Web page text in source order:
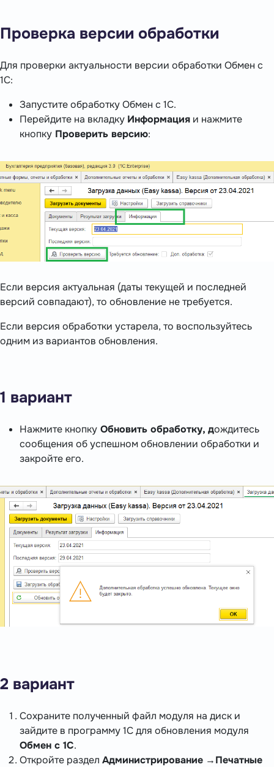
Проверка версии обработки
Для проверки актуальности версии обработки Обмен с
1С:
Запустите обработку Обмен с 1С.
Перейдите на вкладку Информация и нажмите
кнопку Проверить версию:
Если версия актуальная (даты текущей и последней
версий совпадают), то обновление не требуется.
Если версия обработки устарела, то воспользуйтесь
одним из вариантов обновления.
1 вариант
Нажмите кнопку Обновить обработку, дождитесь
сообщения об успешном обновлении обработки и
закройте его.
2 вариант
Сохраните полученный файл модуля на диск и
зайдите в программу 1С для обновления модуля
Обмен с 1С.
Откройте раздел Администрирование →Печатные